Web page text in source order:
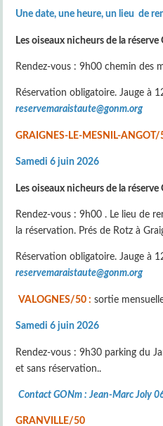
Une date, une heure, un lieu de
Les oiseaux nicheurs de la réserve
Rendez-vous : 9h00 chemin des
Réservation obligatoire. Jauge à
reservemaraistaute@gonm.org
GRAIGNES-LE-MESNIL-ANGOT/
Samedi 6 juin 2026
Les oiseaux nicheurs de la réserve
Rendez-vous : 9h00 . Le lieu de
la réservation. Prés de Rotz à
Réservation obligatoire. Jauge à
reservemaraistaute@gonm.org
VALOGNES/50 : sortie
Samedi 6 juin 2026
Rendez-vous : 9h30 parking du
et sans réservation..
Contact GONm : Jean-Marc Joly
GRANVILLE/50